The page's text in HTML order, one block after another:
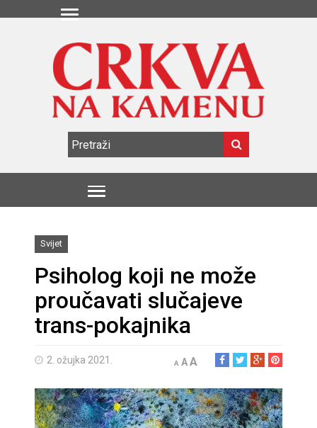
Svijet
Psiholog koji ne može
proučavati slučajeve
trans-pokajnika
2. ožujka 2021. A AA